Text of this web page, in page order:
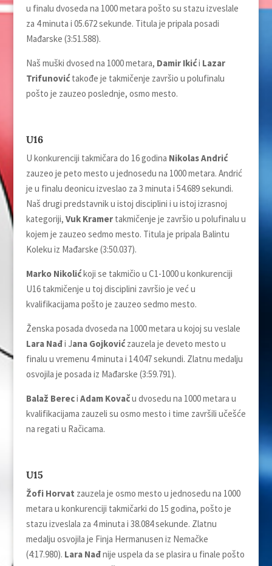
u finalu dvoseda na 1000 metara pošto su stazu izveslale
za 4 minuta i 05.672 sekunde. Titula je pripala posadi
Mađarske (3:51.588).
Naš muški dvosed na 1000 metara, Damir Ikići Lazar
Trifunovićtakođe je takmičenje završio u polufinalu
pošto je zauzeo poslednje, osmo mesto.
U16
U konkurenciji takmičara do 16 godina Nikolas Andrić
zauzeo je peto mesto u jednosedu na 1000 metara. Andrić
je u finalu deonicu izveslao za 3 minuta i 54.689 sekundi.
Naš drugi predstavnik u istoj disciplini i u istoj izrasnoj
kategoriji, Vuk Kramertakmičenje je završio u polufinalu u
kojem je zauzeo sedmo mesto. Titula je pripala Balintu
Koleku iz Mađarske (3:50.037).
Marko Nikolićkoji se takmičio u C1-1000 u konkurenciji
U16 takmičenje u toj disciplini završio je već u
kvalifikacijama pošto je zauzeo sedmo mesto.
Ženska posada dvoseda na 1000 metara u kojoj su veslale
Lara Nađi Jana Gojkovićzauzela je deveto mesto u
finalu u vremenu 4 minuta i 14.047 sekundi. Zlatnu medalju
osvojila je posada iz Mađarske (3:59.791).
Balaž Bereci Adam Kovaču dvosedu na 1000 metara u
kvalifikacijama zauzeli su osmo mesto i time završili učešće
na regati u Račicama.
U15
Žofi Horvat zauzela je osmo mesto u jednosedu na 1000
metara u konkurenciji takmičarki do 15 godina, pošto je
stazu izveslala za 4 minuta i 38.084 sekunde. Zlatnu
medalju osvojila je Finja Hermanusen iz Nemačke
(4:17.980). Lara Nađnije uspela da se plasira u finale pošto